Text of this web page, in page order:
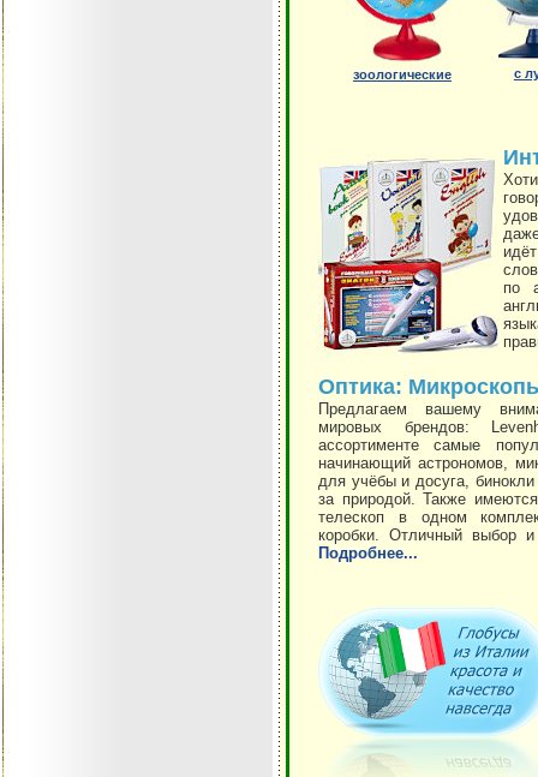
зоологические с
по
Оптика:
Предлагаем вашему
мировых брендов:
ассортименте самые
начинающий астрономов,
для учёбы и досуга,
за природой. Также
телескоп в одном
коробки. Отличный выбор
Подробнее...